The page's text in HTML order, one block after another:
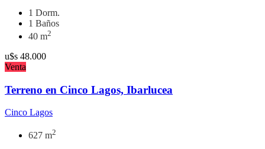
1 Dorm.
1 Baños
40 m2
u$s 48.000
Venta
Terreno en Cinco Lagos, Ibarlucea
Cinco Lagos
627 m2